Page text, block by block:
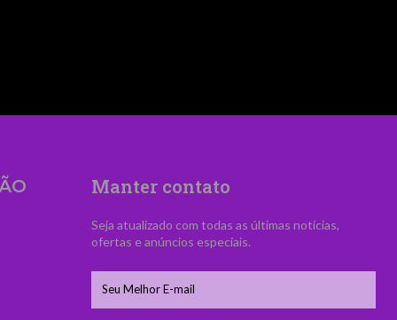
Manter contato
Seja atualizado com todas as últimas notícias,
ofertas e anúncios especiais.